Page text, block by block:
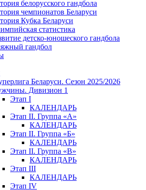
белорусского гандбола
чемпионатов Беларуси
Кубка Беларуси
статистика
детско-юношеского гандбола
гандбол
Беларуси. Сезон 2025/2026
Дивизион 1
Этап I
КАЛЕНДАРЬ
Этап II. Группа «А»
КАЛЕНДАРЬ
Этап II. Группа «Б»
КАЛЕНДАРЬ
Этап II. Группа «В»
КАЛЕНДАРЬ
Этап III
КАЛЕНДАРЬ
Этап IV